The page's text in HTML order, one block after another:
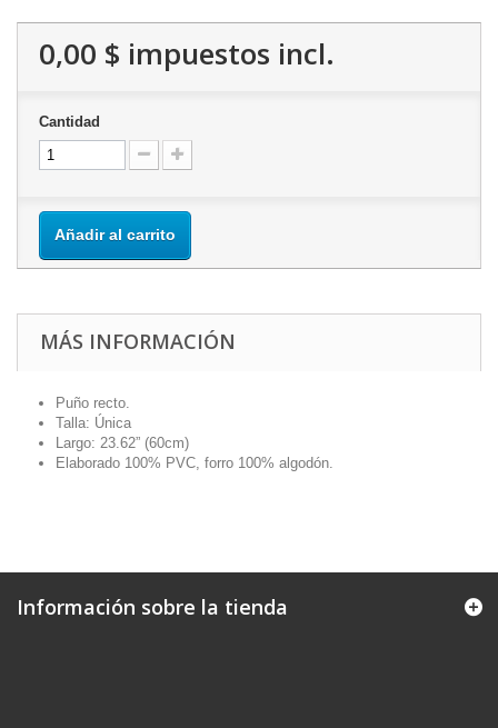
0,00 $ impuestos incl.
Cantidad
Añadir al carrito
MÁS INFORMACIÓN
Puño recto.
Talla: Única
Largo: 23.62” (60cm)
Elaborado 100% PVC, forro 100% algodón.
Información sobre la tienda